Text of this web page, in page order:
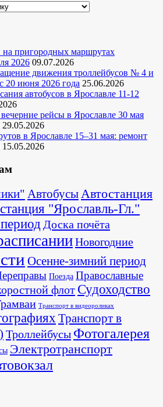
пригородных маршрутах
2026 09.07.2026
движения троллейбусов № 4 и
20 июня 2026 года 25.06.2026
автобусов в Ярославле 11-12
рейсы в Ярославле 30 мая
29.05.2026
в Ярославле 15–31 мая: ремонт
15.05.2026
АвтобусыАвтостанция
"Ярославль-Гл."
Доска почёта
Новогодние
Осенне-зимний период
Поезда Православные
флот Судоходство
Транспорт в видеороликах
Транспорт в
Троллейбусы Фотогалерея
Электротранспорт